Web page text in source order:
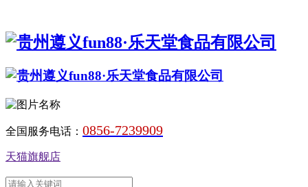
全国服务电话： 0856-7239909
天猫旗舰店